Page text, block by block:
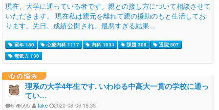
現在、大学に通っている者です。親との接し方について相談させて
いただきます。 現在私は親元を離れて親の援助のもと生活してお
ります。先日、成績公開され、最悪すぎる結果...
留年 180 心療内科 1117 内科 1034 課題 309
通院 507
無気力 130
心の悩み
理系の大学4年生です. いわゆる中高大一貫の学校に通っ
てい…
6 595 take 2020-08-06 18:38